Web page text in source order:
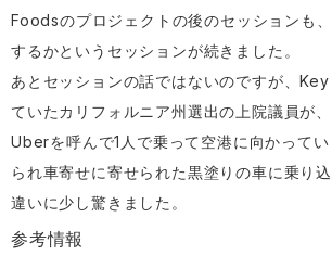
Foodsのプロジェクトの後のセッションも
するかというセッションが続きました。
あとセッションの話ではないのですが、
ていたカリフォルニア州選出の上院議員が
Uberを呼んで1人で乗って空港に向かって
られ車寄せに寄せられた黒塗りの車に乗り
違いに少し驚きました。
参考情報